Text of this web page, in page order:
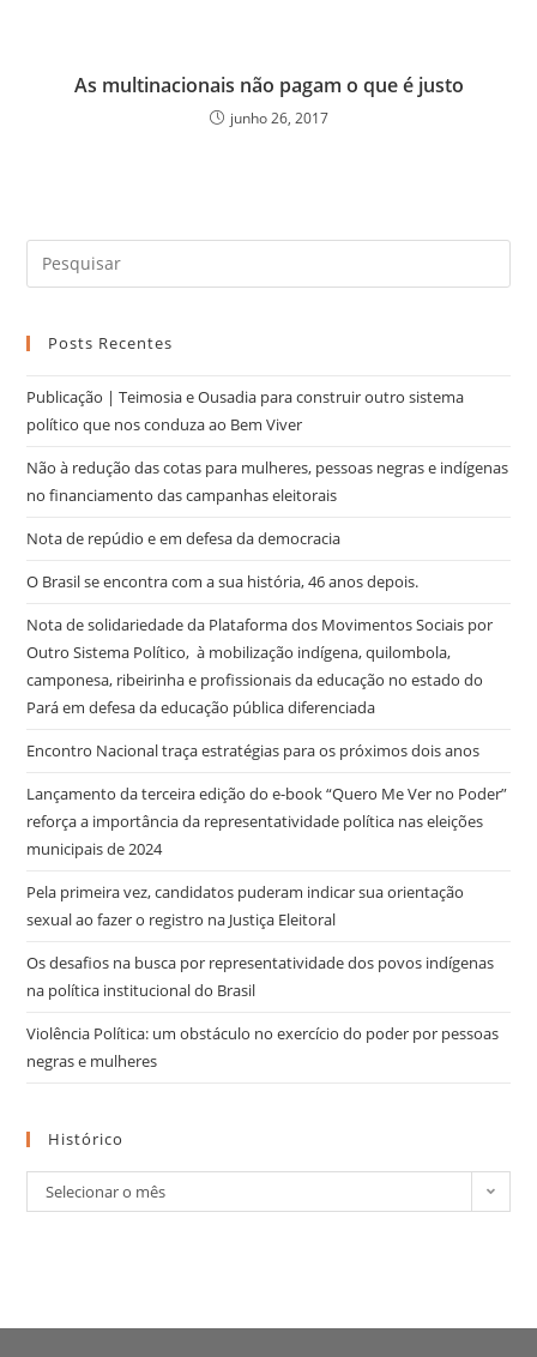
As multinacionais não pagam o que é justo
junho 26, 2017
Posts Recentes
Publicação | Teimosia e Ousadia para construir outro sistema
político que nos conduza ao Bem Viver
Não à redução das cotas para mulheres, pessoas negras e indígenas
no financiamento das campanhas eleitorais
Nota de repúdio e em defesa da democracia
O Brasil se encontra com a sua história, 46 anos depois.
Nota de solidariedade da Plataforma dos Movimentos Sociais por
Outro Sistema Político, à mobilização indígena, quilombola,
camponesa, ribeirinha e profissionais da educação no estado do
Pará em defesa da educação pública diferenciada
Encontro Nacional traça estratégias para os próximos dois anos
Lançamento da terceira edição do e-book “Quero Me Ver no Poder”
reforça a importância da representatividade política nas eleições
municipais de 2024
Pela primeira vez, candidatos puderam indicar sua orientação
sexual ao fazer o registro na Justiça Eleitoral
Os desafios na busca por representatividade dos povos indígenas
na política institucional do Brasil
Violência Política: um obstáculo no exercício do poder por pessoas
negras e mulheres
Histórico
Selecionar o mês